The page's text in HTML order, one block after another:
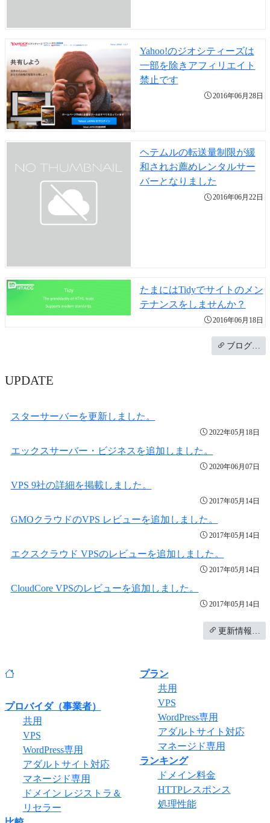
Yahoo!のジオシティーズは
一部を除きアフィリエイト
禁止です
2016年06月28日
ヘテムルの転送量制限が緩
和されお薦めレンタルサー
バーとなりました
2016年06月22日
たまにはTidyでサイトのメン
テナンスをしませんか？
2016年06月18日
ブログ…
UPDATE
スターサーバーを更新しました。
2022年05月18日
エックスサーバー・ビジネスを追加しました。
2020年06月07日
VPS 9社の詳細を掲載しました。
2017年05月14日
GMOクラウドのVPS レビューを追加しました。
2017年05月14日
エクスクラウド VPSのレビューを追加しました。
2017年05月14日
CloudCore VPSのレビューを追加しました。
2017年05月14日
更新情報…
プロバイダ（事業者）
共用
VPS
WordPress専用
アダルトサイト対応
マネージド専用
ドメイン レジストラ＆
リセラー
プラン
共用
VPS
WordPress専用
アダルトサイト対応
マネージド専用
ランキング
ドメイン料金
HTTPレスポンス
処理性能